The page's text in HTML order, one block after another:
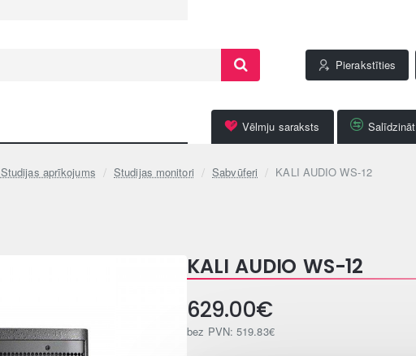
Pierakstīties
Vēlmju saraksts Salīdzināt
Studijas aprīkojums Studijas monitori Sabvūferi KALI AUDIO WS-12
KALI AUDIO WS-12
629.00€
bez PVN: 519.83€